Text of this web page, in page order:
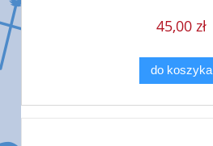
45,00 zł
do koszyka